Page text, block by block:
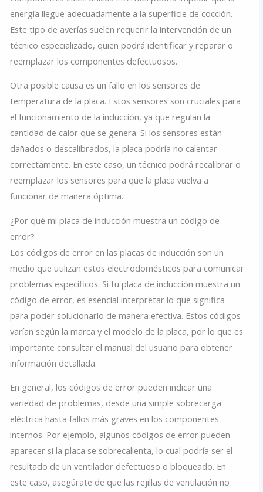
energía llegue adecuadamente a la superficie de cocción.
Este tipo de averías suelen requerir la intervención de un
técnico especializado, quien podrá identificar y reparar o
reemplazar los componentes defectuosos.
Otra posible causa es un fallo en los sensores de
temperatura de la placa. Estos sensores son cruciales para
el funcionamiento de la inducción, ya que regulan la
cantidad de calor que se genera. Si los sensores están
dañados o descalibrados, la placa podría no calentar
correctamente. En este caso, un técnico podrá recalibrar o
reemplazar los sensores para que la placa vuelva a
funcionar de manera óptima.
¿Por qué mi placa de inducción muestra un código de
error?
Los códigos de error en las placas de inducción son un
medio que utilizan estos electrodomésticos para comunicar
problemas específicos. Si tu placa de inducción muestra un
código de error, es esencial interpretar lo que significa
para poder solucionarlo de manera efectiva. Estos códigos
varían según la marca y el modelo de la placa, por lo que es
importante consultar el manual del usuario para obtener
información detallada.
En general, los códigos de error pueden indicar una
variedad de problemas, desde una simple sobrecarga
eléctrica hasta fallos más graves en los componentes
internos. Por ejemplo, algunos códigos de error pueden
aparecer si la placa se sobrecalienta, lo cual podría ser el
resultado de un ventilador defectuoso o bloqueado. En
este caso, asegúrate de que las rejillas de ventilación no
CONTACTA AHORA Y PIDE PRESUPUESTO SIN
COMPROMISO. BENEFÍCIATE DE HASTA UN 50%
DTO. EN NUESTROS SERVICIOS
☎ 822 621 123
☝CLIC PARA LLAMAR☝
WHATSAPP
☝CLIC PARA INICIAR CHAT☝